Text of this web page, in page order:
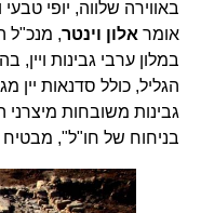
באווירה שלווה, יופי
אומראלון וינטר, מנכ"ל
במלון ערבי גבינות ויין,
הגליל, כולל סדנאות יין
גבינות משובחות מיצרני
בניחוח של חו"ל", מבטיח